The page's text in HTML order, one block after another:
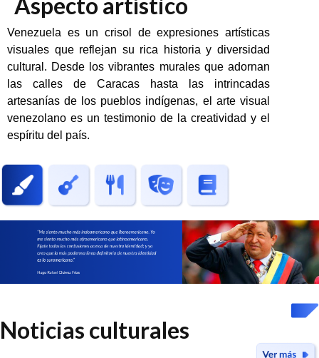
Venezuela es un crisol de expresiones artísticas
visuales que reflejan su rica historia y diversidad
cultural. Desde los vibrantes murales que adornan
las calles de Caracas hasta las intrincadas
artesanías de los pueblos indígenas, el arte visual
venezolano es un testimonio de la creatividad y el
espíritu del país.
Noticias culturales